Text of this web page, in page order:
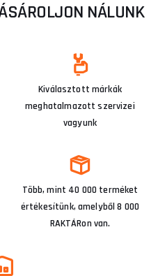
NÁLUNK
Kiválasztott márkák
meghatalmazott szervizei
vagyunk
Több, mint 40 000 terméket
értékesítünk, amelyből 8 000
RAKTÁRon van.